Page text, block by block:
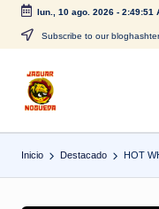
Saltar
contenido
lun., 10 ago. 2026- 2:49:51
Subscribe to our
J
a
g
CONTENIDO
Inicio Destacado HOT